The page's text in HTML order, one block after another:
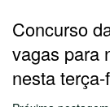
Concurso
vagas para
nesta